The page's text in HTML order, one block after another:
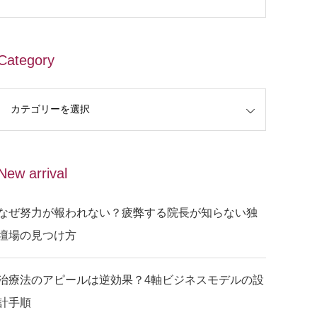
arrival
ぜ努力が報われない？疲弊する院長が知らない独
場の見つけ方
療法のアピールは逆効果？4軸ビジネスモデルの設
手順